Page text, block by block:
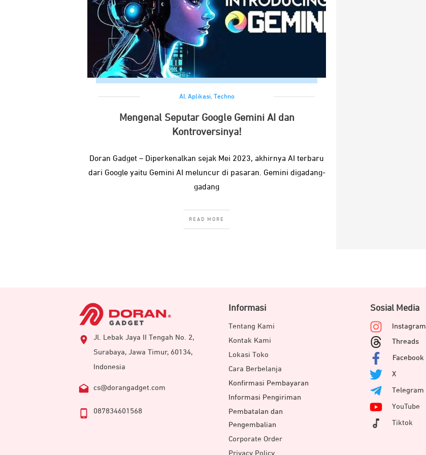
AI , Aplikasi, Techno
Mengenal Seputar Google Gemini AI dan
Kontroversinya!
Doran Gadget – Diperkenalkan sejak Mei 2023, akhirnya AI terbaru
dari Google yaitu Gemini AI meluncur di pasaran. Gemini digadang-
gadang
READ MORE
Jl. Lebak Jaya II Tengah No. 2,
Surabaya, Jawa Timur, 60134,
Indonesia
cs@dorangadget.com
087834601568
Informasi
Tentang Kami
Kontak Kami
Lokasi Toko
Cara Berbelanja
Konfirmasi Pembayaran
Informasi Pengiriman
Pembatalan dan
Pengembalian
Corporate Order
Privacy Policy
Sosial Media
Instagram
Threads
Facebook
X
Telegram
YouTube
Tiktok